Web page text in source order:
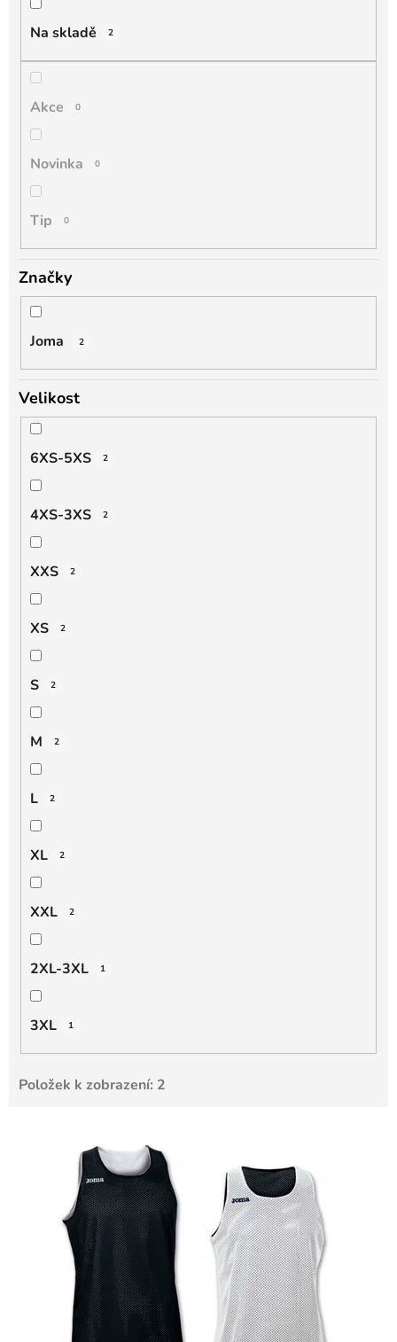
Na skladě 2
Akce 0
Novinka 0
Tip 0
Značky
Joma 2
Velikost
6XS-5XS 2
4XS-3XS 2
XXS 2
XS 2
S 2
M 2
L 2
XL 2
XXL 2
2XL-3XL 1
3XL 1
Položek k zobrazení: 2